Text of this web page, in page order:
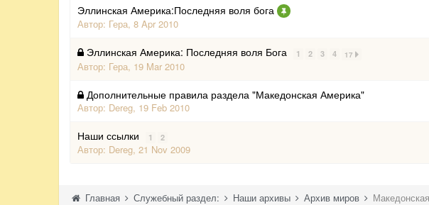
Эллинская Америка:Последняя воля бога
Автор: Гера,8 Apr 2010
Эллинская Америка: Последняя воля Бога 1 2 3 4 17
Автор: Гера, 19 Mar 2010
Дополнительные правила раздела "Македонская Америка"
Автор: Dereg, 19 Feb 2010
Наши ссылки 1 2
Автор: Dereg,21 Nov 2009
Главная Служебный раздел: Наши архивы Архив миров